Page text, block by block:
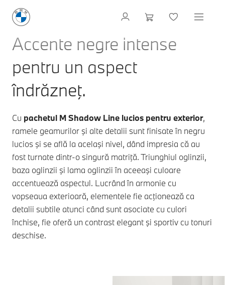
Accente negre intense
pentru un aspect
îndrăzneţ.
Cu pachetul M Shadow Line lucios pentru exterior,
ramele geamurilor şi alte detalii sunt finisate în negru
lucios şi se află la acelaşi nivel, dând impresia că au
fost turnate dintr-o singură matriţă. Triunghiul oglinzii,
baza oglinzii şi lama oglinzii în aceeaşi culoare
accentuează aspectul. Lucrând în armonie cu
vopseaua exterioară, elementele fie acţionează ca
detalii subtile atunci când sunt asociate cu culori
închise, fie oferă un contrast elegant şi sportiv cu tonuri
deschise.